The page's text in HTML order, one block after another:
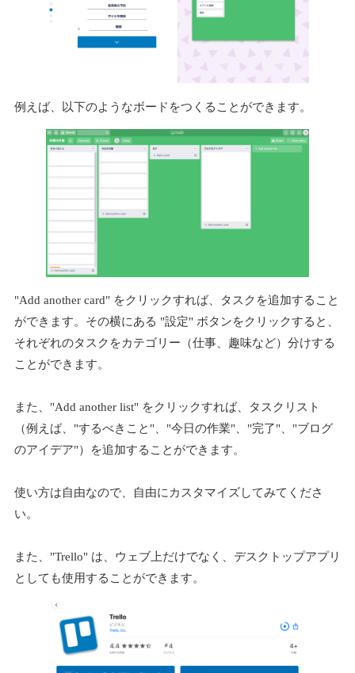
例えば、以下のようなボードをつくることができます。
"Add another card" をクリックすれば、タスクを追加すること
ができます。その横にある "設定" ボタンをクリックすると、
それぞれのタスクをカテゴリー（仕事、趣味など）分けする
ことができます。
また、"Add another list" をクリックすれば、タスクリスト
（例えば、"するべきこと"、"今日の作業"、"完了"、"ブログ
のアイデア"）を追加することができます。
使い方は自由なので、自由にカスタマイズしてみてくださ
い。
また、"Trello" は、ウェブ上だけでなく、デスクトップアプリ
としても使用することができます。